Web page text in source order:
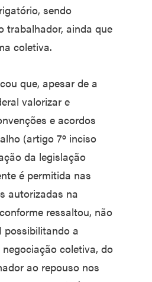
sendo
trabalhador, ainda que
coletiva.
que, apesar de a
valorizar e
e acordos
(artigo 7º inciso
da legislação
é permitida nas
autorizadas na
ressaltou, não
possibilitando a
coletiva, do
ao repouso nos